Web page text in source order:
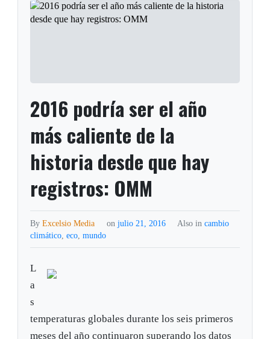
2016 podría ser el año
más caliente de la
historia desde que hay
registros: OMM
ByExcelsio Media on julio 21, 2016 Also in cambio
climático,eco,mundo
L
a
s
temperaturas globales durante los seis primeros
meses del año continuaron superando los datos